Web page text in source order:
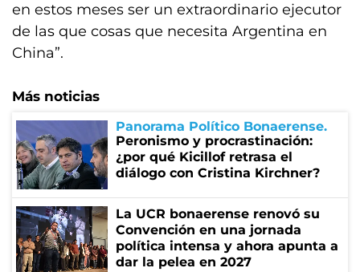
en estos meses ser un extraordinario ejecutor
de las que cosas que necesita Argentina en
China”.
Más noticias
Panorama Político Bonaerense
Peronismo y procrastinación:
¿por qué Kicillof retrasa el
diálogo con Cristina Kirchner?
La UCR bonaerense renovó su
Convención en una jornada
política intensa y ahora apunta a
dar la pelea en 2027